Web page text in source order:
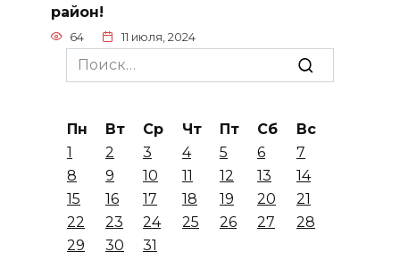
район!
64 11 июля, 2024
Search
for:
Пн Вт Ср Чт Пт Сб
Вс
1
2 3 4 5 6
7
8
9 10 11 12 13
14
15
16 17 18 19 20
21
22
23 24 25 26 27
28
29
30 31